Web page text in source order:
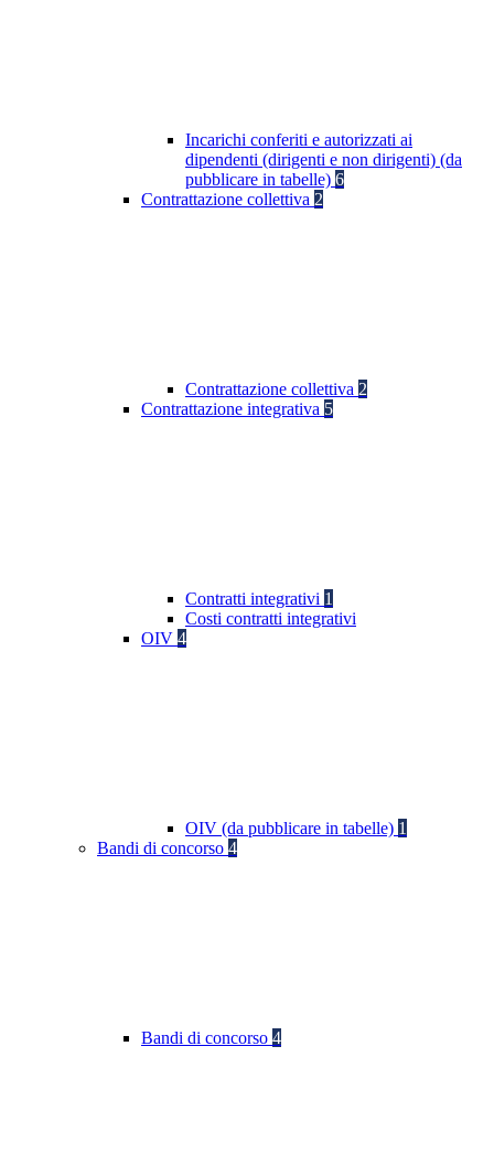
Incarichi conferiti e autorizzati ai
dipendenti (dirigenti e non dirigenti) (da
pubblicare in tabelle) 6
Contrattazione collettiva 2
Contrattazione collettiva 2
Contrattazione integrativa 5
Contratti integrativi 1
Costi contratti integrativi
OIV 4
OIV (da pubblicare in tabelle) 1
Bandi di concorso 4
Bandi di concorso 4